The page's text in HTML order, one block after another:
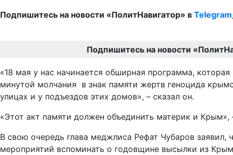
Подпишитесь на новости «ПолитНавигатор» в Telegram
Подпишитесь на новости
«18 мая у нас начинается обширная программа,
минутой молчания в знак памяти жертв геноцида
улицах и у подъездов этих домов», – сказал он.
«Этот акт памяти должен объединить материк и
В свою очередь глава меджлиса Рефат Чубаров
мероприятий вспоминать о годовщине высылки из